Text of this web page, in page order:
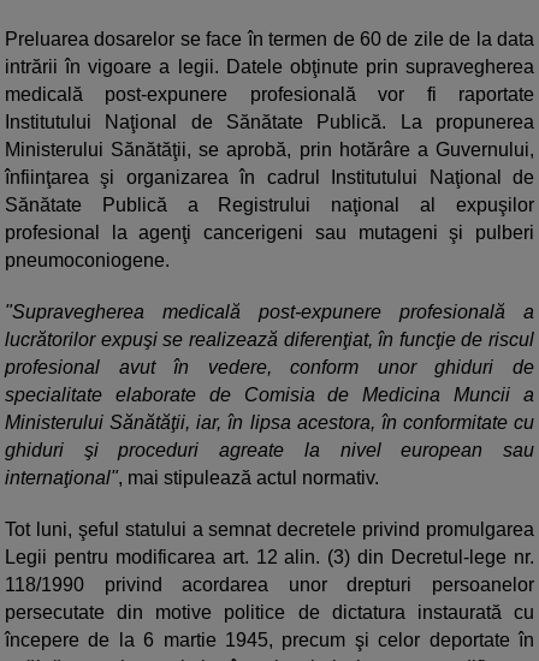
Preluarea dosarelor se face în termen de 60 de zile de la data
intrării în vigoare a legii. Datele obţinute prin supravegherea
medicală post-expunere profesională vor fi raportate
Institutului Naţional de Sănătate Publică. La propunerea
Ministerului Sănătăţii, se aprobă, prin hotărâre a Guvernului,
înfiinţarea şi organizarea în cadrul Institutului Naţional de
Sănătate Publică a Registrului naţional al expuşilor
profesional la agenţi cancerigeni sau mutageni şi pulberi
pneumoconiogene.
"Supravegherea medicală post-expunere profesională a
lucrătorilor expuşi se realizează diferenţiat, în funcţie de riscul
profesional avut în vedere, conform unor ghiduri de
specialitate elaborate de Comisia de Medicina Muncii a
Ministerului Sănătăţii, iar, în lipsa acestora, în conformitate cu
ghiduri şi proceduri agreate la nivel european sau
internaţional", mai stipulează actul normativ.
Tot luni, şeful statului a semnat decretele privind promulgarea
Legii pentru modificarea art. 12 alin. (3) din Decretul-lege nr.
118/1990 privind acordarea unor drepturi persoanelor
persecutate din motive politice de dictatura instaurată cu
începere de la 6 martie 1945, precum şi celor deportate în